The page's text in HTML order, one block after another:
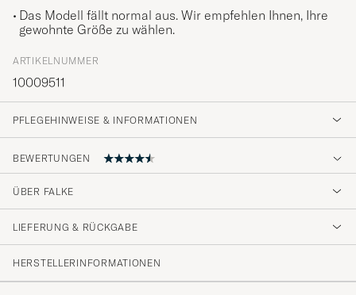
Das Modell fällt normal aus. Wir empfehlen Ihnen, Ihre
gewohnte Größe zu wählen.
ARTIKELNUMMER
10009511
PFLEGEHINWEISE & INFORMATIONEN
BEWERTUNGEN
4.6
(64)
(1)
ÜBER FALKE
LIEFERUNG & RÜCKGABE
HERSTELLERINFORMATIONEN